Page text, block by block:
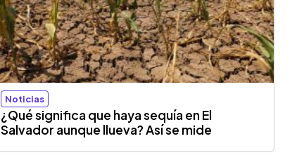
Noticias
¿Qué significa que haya sequía en El
Salvador aunque llueva? Así se mide